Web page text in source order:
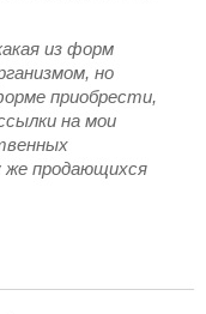
из форм
но
приобрести,
на мои
же продающихся